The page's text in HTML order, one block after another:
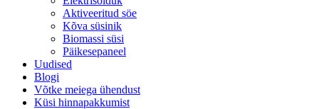
Aktiveeritud söe
Kõva süsinik
Biomassi süsi
Päikesepaneel
Uudised
Blogi
Võtke meiega ühendust
Küsi hinnapakkumist